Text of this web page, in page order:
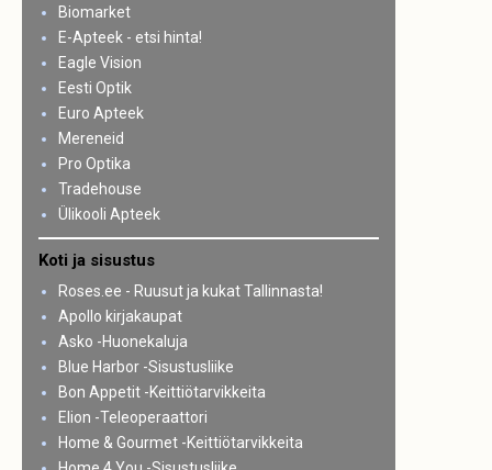
Biomarket
E-Apteek - etsi hinta!
Eagle Vision
Eesti Optik
Euro Apteek
Mereneid
Pro Optika
Tradehouse
Ülikooli Apteek
Koti ja sisustus
Roses.ee - Ruusut ja kukat Tallinnasta!
Apollo kirjakaupat
Asko -Huonekaluja
Blue Harbor -Sisustusliike
Bon Appetit -Keittiötarvikkeita
Elion -Teleoperaattori
Home & Gourmet -Keittiötarvikkeita